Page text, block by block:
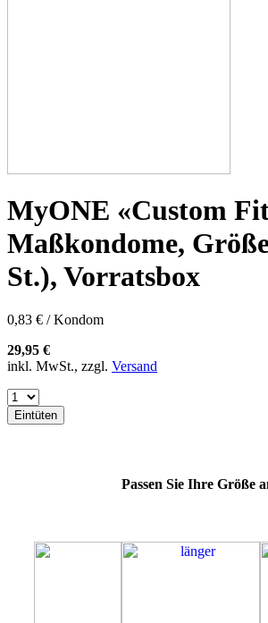
57H
57K
60E
60F
60G
60H
60K
60L
64E
64F
64L
64M
MyONE «Custom
Maßkondome,
St.), Vorratsbox
0,83 € / Kondom
29,95 €
inkl. MwSt., zzgl. Versand
Eintüten
Passen Sie Ihre Größe